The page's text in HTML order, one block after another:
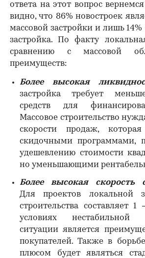
ответа на этот вопрос
видно, что 86% новостроек
массовой застройки и лишь 14%
застройка. По факту
сравнению с массовой
преимуществ:
Более высокая
застройка требует
средств для
Массовое строительство
скорости продаж,
скидочными программами,
удешевлению стоимости
но уменьшающими
Более высокая скорость
Для проектов локальной
строительства составляет
условиях нестабильной
ситуации является
покупателей. Также в
плюсом будет являться